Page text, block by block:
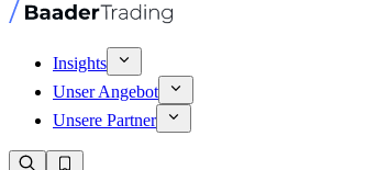
Insights
Unser Angebot
Unsere Partner